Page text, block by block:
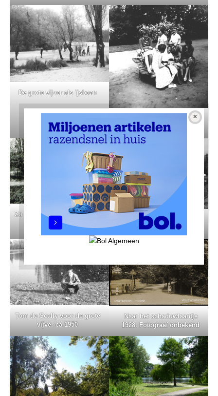
De grote vijver als ijsbaan
Groep vriendinnen in het
park. Eigen foto
Zo stond ‘ie. Eigen foto’s uit
raam Adelaarsweg
Zo lag ‘ie. Eigen foto’s uit
raam Adelaarsweg
Tom de Scally voor de grote
vijver ca 1950
Naar het schaduwlaantje
1928. Fotograaf onbekend